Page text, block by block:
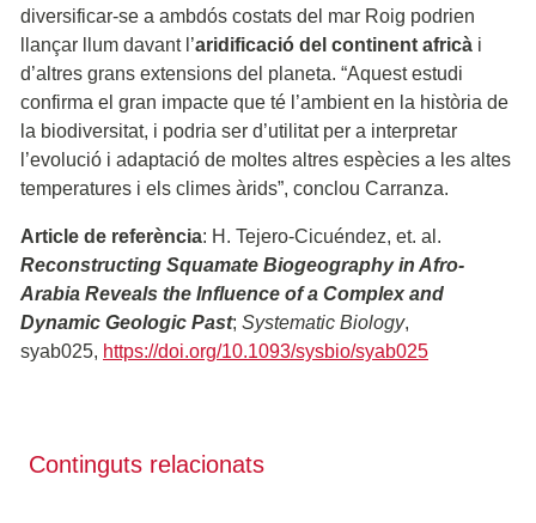
diversificar-se a ambdós costats del mar Roig podrien
llançar llum davant l’aridificació del continent africà i
d’altres grans extensions del planeta. “Aquest estudi
confirma el gran impacte que té l’ambient en la història de
la biodiversitat, i podria ser d’utilitat per a interpretar
l’evolució i adaptació de moltes altres espècies a les altes
temperatures i els climes àrids”, conclou Carranza.
Article de referència: H. Tejero-Cicuéndez, et. al.
Reconstructing Squamate Biogeography in Afro-
Arabia Reveals the Influence of a Complex and
Dynamic Geologic Past; Systematic Biology,
syab025, https://doi.org/10.1093/sysbio/syab025
Continguts relacionats